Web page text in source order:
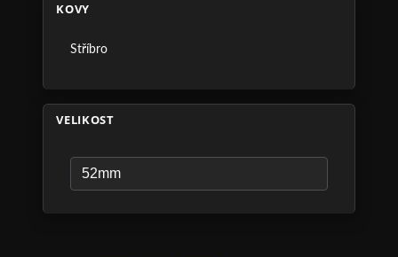
KOVY
Stříbro
VELIKOST